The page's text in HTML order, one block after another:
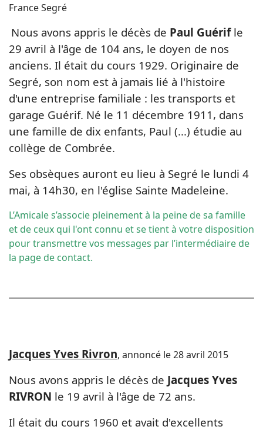
France Segré
Nous avons appris le décès de Paul Guérifle
29 avril à l'âge de 104 ans, le doyen de nos
anciens. Il était du cours 1929. Originaire de
Segré, son nom est à jamais lié à l'histoire
d'une entreprise familiale : les transports et
garage Guérif. Né le 11 décembre 1911, dans
une famille de dix enfants, Paul (...) étudie au
collège de Combrée.
Ses obsèques auront eu lieu à Segré le lundi 4
mai, à 14h30, en l'église Sainte Madeleine.
L’Amicale s’associe pleinement à la peine de sa famille
et de ceux qui l'ont connu et se tient à votre disposition
pour transmettre vos messages par l’intermédiaire de
la page de contact.
Jacques Yves Rivron, annoncé le 28 avril 2015
Nous avons appris le décès de Jacques Yves
RIVRON le 19 avril à l'âge de 72 ans.
Il était du cours 1960 et avait d'excellents